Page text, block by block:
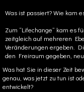
Was ist passiert? Wie kam
Zum “Lifechange” kam es
zeitgleich auf mehreren
Veränderungen ergeben.
den Freiraum gegeben, neu
Was hat Sie in dieser Zeit
genau, was jetzt zu tun ist
entwickelt?